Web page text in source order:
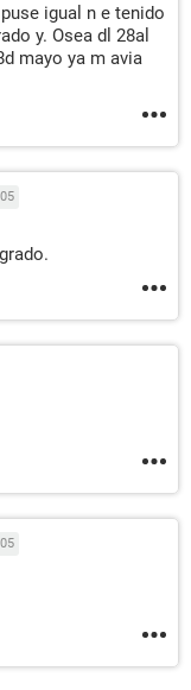
igual n e tenido
y. Osea dl 28al
mayo ya m avia